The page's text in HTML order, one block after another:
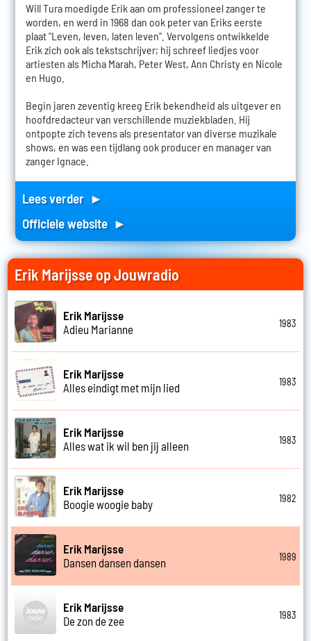
Will Tura moedigde Erik aan om professioneel zanger te
worden, en werd in 1968 dan ook peter van Eriks eerste
plaat "Leven, leven, laten leven". Vervolgens ontwikkelde
Erik zich ook als tekstschrijver; hij schreef liedjes voor
artiesten als Micha Marah, Peter West, Ann Christy en Nicole
en Hugo.
Begin jaren zeventig kreeg Erik bekendheid als uitgever en
hoofdredacteur van verschillende muziekbladen. Hij
ontpopte zich tevens als presentator van diverse muzikale
shows, en was een tijdlang ook producer en manager van
zanger Ignace.
Lees verder ►
Officiele website ►
Erik Marijsse op Jouwradio
Erik Marijsse
Adieu Marianne
1983
Erik Marijsse
Alles eindigt met mijn lied
1983
Erik Marijsse
Alles wat ik wil ben jij alleen
1983
Erik Marijsse
Boogie woogie baby
1982
Erik Marijsse
Dansen dansen dansen
1989
Erik Marijsse
De zon de zee
1983